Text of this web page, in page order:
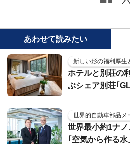
あわせて読みたい
新しい形の福利厚生
ホテルと別荘の
ぶシェア別荘｢
世界的自動車部品メ
世界最小約1ナ
｢空気から作る